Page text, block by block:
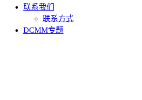
联系我们
联系方式
DCMM专题